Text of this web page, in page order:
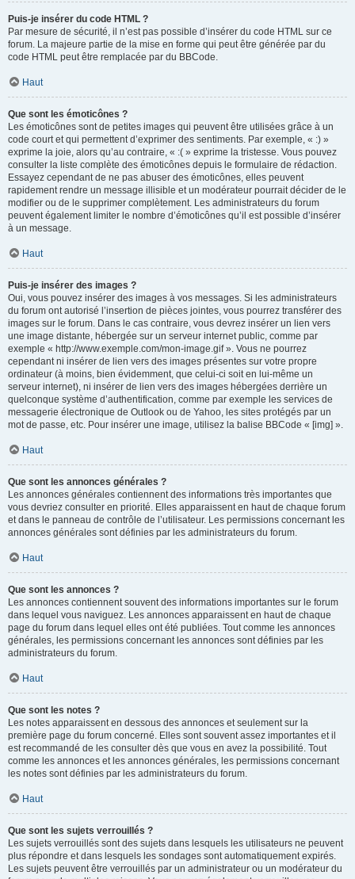
Puis-je insérer du code HTML ?
Par mesure de sécurité, il n’est pas possible d’insérer du code HTML sur ce
forum. La majeure partie de la mise en forme qui peut être générée par du
code HTML peut être remplacée par du BBCode.
Haut
Que sont les émoticônes ?
Les émoticônes sont de petites images qui peuvent être utilisées grâce à un
code court et qui permettent d’exprimer des sentiments. Par exemple, « :) »
exprime la joie, alors qu’au contraire, « :( » exprime la tristesse. Vous pouvez
consulter la liste complète des émoticônes depuis le formulaire de rédaction.
Essayez cependant de ne pas abuser des émoticônes, elles peuvent
rapidement rendre un message illisible et un modérateur pourrait décider de le
modifier ou de le supprimer complètement. Les administrateurs du forum
peuvent également limiter le nombre d’émoticônes qu’il est possible d’insérer
à un message.
Haut
Puis-je insérer des images ?
Oui, vous pouvez insérer des images à vos messages. Si les administrateurs
du forum ont autorisé l’insertion de pièces jointes, vous pourrez transférer des
images sur le forum. Dans le cas contraire, vous devrez insérer un lien vers
une image distante, hébergée sur un serveur internet public, comme par
exemple « http://www.exemple.com/mon-image.gif ». Vous ne pourrez
cependant ni insérer de lien vers des images présentes sur votre propre
ordinateur (à moins, bien évidemment, que celui-ci soit en lui-même un
serveur internet), ni insérer de lien vers des images hébergées derrière un
quelconque système d’authentification, comme par exemple les services de
messagerie électronique de Outlook ou de Yahoo, les sites protégés par un
mot de passe, etc. Pour insérer une image, utilisez la balise BBCode « [img] ».
Haut
Que sont les annonces générales ?
Les annonces générales contiennent des informations très importantes que
vous devriez consulter en priorité. Elles apparaissent en haut de chaque forum
et dans le panneau de contrôle de l’utilisateur. Les permissions concernant les
annonces générales sont définies par les administrateurs du forum.
Haut
Que sont les annonces ?
Les annonces contiennent souvent des informations importantes sur le forum
dans lequel vous naviguez. Les annonces apparaissent en haut de chaque
page du forum dans lequel elles ont été publiées. Tout comme les annonces
générales, les permissions concernant les annonces sont définies par les
administrateurs du forum.
Haut
Que sont les notes ?
Les notes apparaissent en dessous des annonces et seulement sur la
première page du forum concerné. Elles sont souvent assez importantes et il
est recommandé de les consulter dès que vous en avez la possibilité. Tout
comme les annonces et les annonces générales, les permissions concernant
les notes sont définies par les administrateurs du forum.
Haut
Que sont les sujets verrouillés ?
Les sujets verrouillés sont des sujets dans lesquels les utilisateurs ne peuvent
plus répondre et dans lesquels les sondages sont automatiquement expirés.
Les sujets peuvent être verrouillés par un administrateur ou un modérateur du